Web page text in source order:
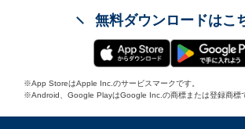
無料ダウンロードはこ
※App StoreはApple Inc.のサービスマークです。
※Android、Google PlayはGoogle Inc.の商標または登録商標